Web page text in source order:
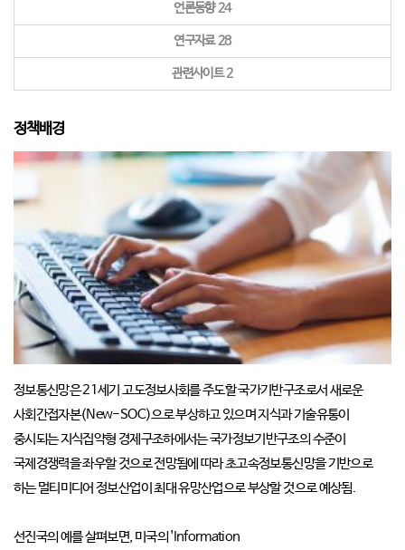
언론동향 24
연구자료 28
관련사이트 2
정책배경
정보통신망은 21세기 고도정보사회를 주도할 국가기반구조로서 새로운
사회간접자본(New-SOC)으로 부상하고 있으며 지식과 기술유통이
중시되는 지식집약형 경제구조하에서는 국가정보기반구조의 수준이
국제경쟁력을 좌우할 것으로 전망됨에 따라 초고속정보통신망을 기반으로
하는 멀티미디어 정보산업이 최대 유망산업으로 부상할 것으로 예상됨.
선진국의 예를 살펴보면, 미국의 'Information